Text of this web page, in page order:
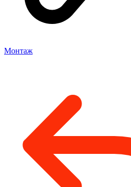
Монтаж